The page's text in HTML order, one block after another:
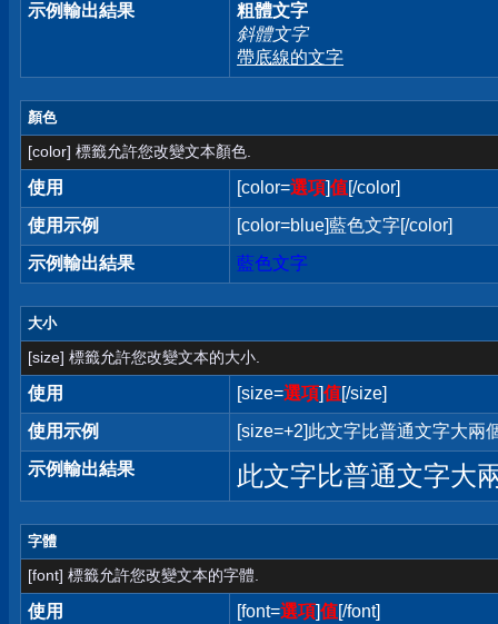
示例輸出結果
粗體文字
斜體文字
帶底線的文字
顏色
[color] 標籤允許您改變文本顏色.
使用 [color=選項]值[/color]
使用示例
[color=blue]藍色文字[/color]
示例輸出結果
藍色文字
大小
[size] 標籤允許您改變文本的大小.
使用 [size=選項]值[/size]
使用示例
[size=+2]此文字比普通文字大兩
示例輸出結果
此文字比普通文字大
字體
[font] 標籤允許您改變文本的字體.
使用 [font=選項]值[/font]